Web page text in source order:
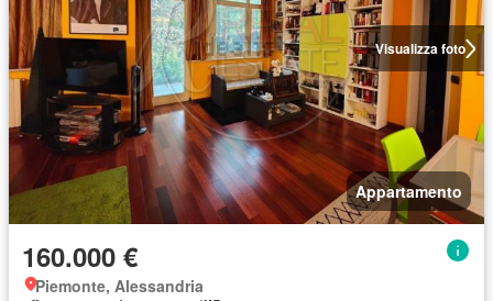
Visualizza foto
Appartamento
160.000 €
Piemonte, Alessandria